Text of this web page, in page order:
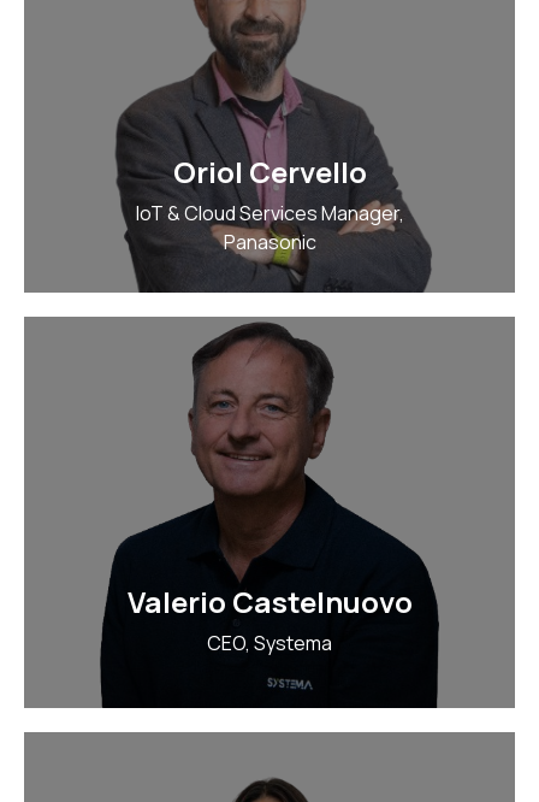
Oriol Cervello
IoT & Cloud Services Manager,
Panasonic
Valerio Castelnuovo
CEO, Systema